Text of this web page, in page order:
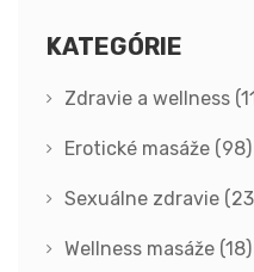
KATEGÓRIE
Zdravie a wellness
Erotické masáže (98)
Sexuálne zdravie
Wellness masáže (18)